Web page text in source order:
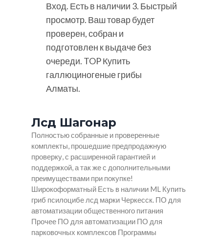
Вход. Есть в наличии 3. Быстрый
просмотр. Ваш товар будет
проверен, собран и
подготовлен к выдаче без
очереди. TOP Купить
галлюциногеные грибы
Алматы.
Лсд Шагонар
Полностью собранные и проверенные
комплекты, прошедшие предпродажную
проверку, с расширенной гарантией и
поддержкой, а так же с дополнительными
преимуществами при покупке!
Широкоформатный Есть в наличии ML Купить
гриб псилоцибе лсд марки Черкесск. ПО для
автоматизации общественного питания
Прочее ПО для автоматизации ПО для
парковочных комплексов Программы